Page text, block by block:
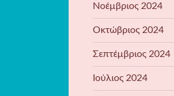
Νοέμβριος 2024
Οκτώβριος 2024
Σεπτέμβριος 2024
Ιούλιος 2024